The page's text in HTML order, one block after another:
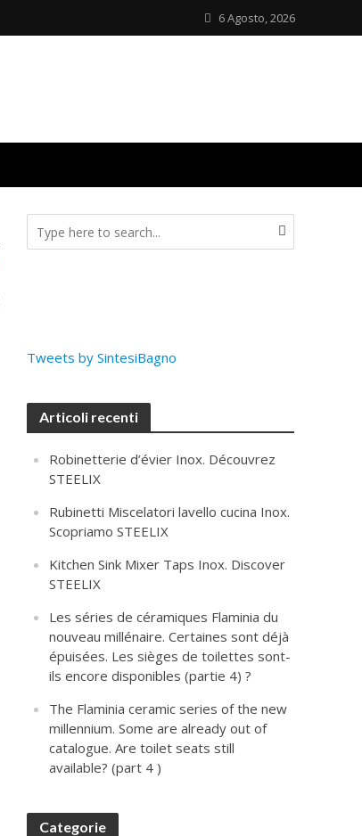
6 Agosto, 2026
Tweets by SintesiBagno
Articoli recenti
Robinetterie d’évier Inox. Découvrez
STEELIX
Rubinetti Miscelatori lavello cucina Inox.
Scopriamo STEELIX
Kitchen Sink Mixer Taps Inox. Discover
STEELIX
Les séries de céramiques Flaminia du
nouveau millénaire. Certaines sont déjà
épuisées. Les sièges de toilettes sont-
ils encore disponibles (partie 4) ?
The Flaminia ceramic series of the new
millennium. Some are already out of
catalogue. Are toilet seats still
available? (part 4 )
Categorie